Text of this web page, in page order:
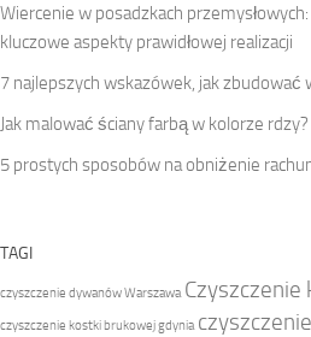
Wiercenie w posadzkach
kluczowe aspekty prawidłowej realizacji
7 najlepszych wskazówek, jak zbudować
Jak malować ściany farbą w kolorze rdzy?
5 prostych sposobów na obniżenie
TAGI
czyszczenie dywanów Warszawa Czyszczenie
czyszczenie kostki brukowej gdynia